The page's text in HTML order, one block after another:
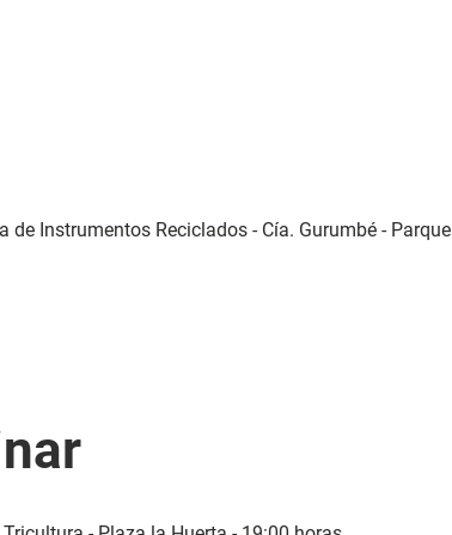
de Instrumentos Reciclados - Cía. Gurumbé - Parque